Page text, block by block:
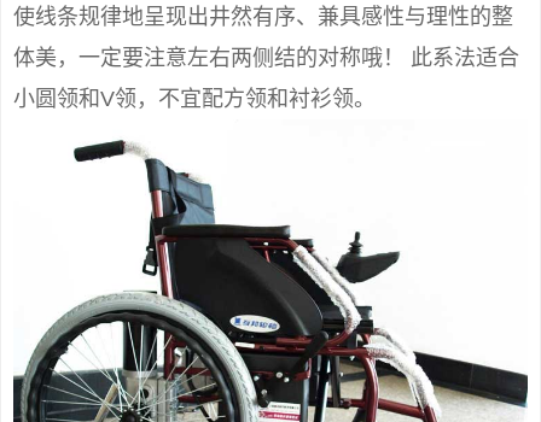
使线条规律地呈现出井然有序、兼具感性与理性的整
体美，一定要注意左右两侧结的对称哦！ 此系法适合
小圆领和V领，不宜配方领和衬衫领。